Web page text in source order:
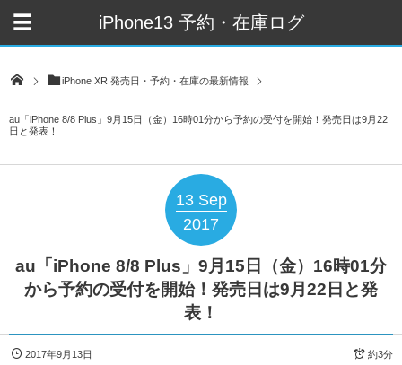
iPhone13 予約・在庫ログ
iPhone XR 発売日・予約・在庫の最新情報
au「iPhone 8/8 Plus」9月15日（金）16時01分から予約の受付を開始！発売日は9月22
日と発表！
13 Sep
2017
au「iPhone 8/8 Plus」9月15日（金）16時01分
から予約の受付を開始！発売日は9月22日と発
表！
2017年9月13日 約3分